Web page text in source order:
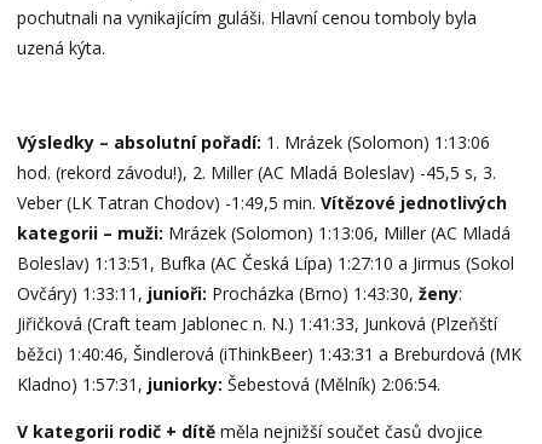
pochutnali na vynikajícím guláši. Hlavní cenou tomboly byla
uzená kýta.
Výsledky – absolutní pořadí: 1. Mrázek (Solomon) 1:13:06
hod. (rekord závodu!), 2. Miller (AC Mladá Boleslav) -45,5 s, 3.
Veber (LK Tatran Chodov) -1:49,5 min. Vítězové jednotlivých
kategorii – muži: Mrázek (Solomon) 1:13:06, Miller (AC Mladá
Boleslav) 1:13:51, Bufka (AC Česká Lípa) 1:27:10 a Jirmus (Sokol
Ovčáry) 1:33:11, junioři: Procházka (Brno) 1:43:30, ženy:
Jiřičková (Craft team Jablonec n. N.) 1:41:33, Junková (Plzeňští
běžci) 1:40:46, Šindlerová (iThinkBeer) 1:43:31 a Breburdová (MK
Kladno) 1:57:31, juniorky: Šebestová (Mělník) 2:06:54.
V kategorii rodič + dítěměla nejnižší součet časů dvojice